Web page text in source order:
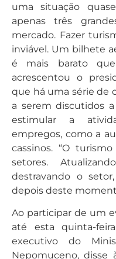
uma situação
apenas três
mercado. Fazer
inviável. Um bilhete
é mais barato
acrescentou o
que há uma série de
a serem discutidos
estimular a
empregos, como a
cassinos. “O
setores.
destravando o
depois deste
Ao participar de um
até esta quinta-
executivo do
Nepomuceno, disse